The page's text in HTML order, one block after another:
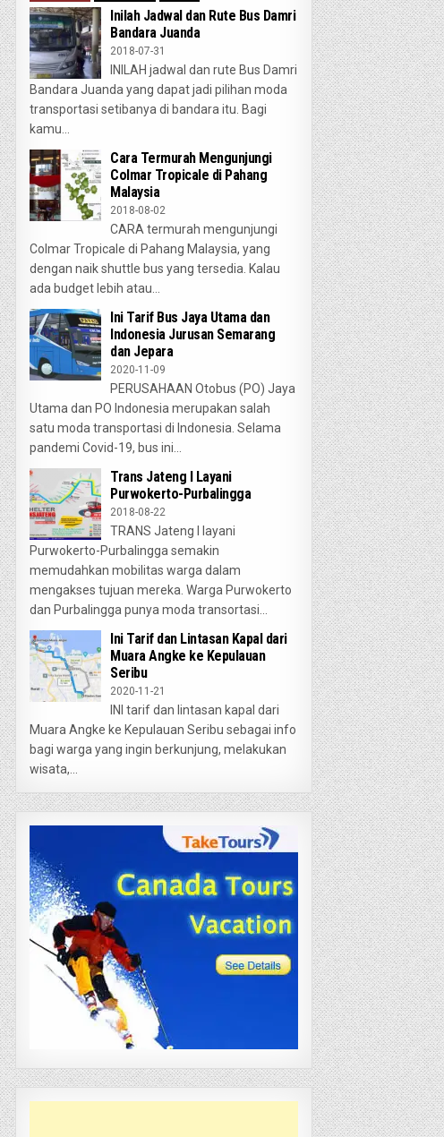
Inilah Jadwal dan Rute Bus Damri
Bandara Juanda
2018-07-31
INILAH jadwal dan rute Bus Damri
Bandara Juanda yang dapat jadi pilihan moda
transportasi setibanya di bandara itu. Bagi
kamu...
Cara Termurah Mengunjungi
Colmar Tropicale di Pahang
Malaysia
2018-08-02
CARA termurah mengunjungi
Colmar Tropicale di Pahang Malaysia, yang
dengan naik shuttle bus yang tersedia. Kalau
ada budget lebih atau...
Ini Tarif Bus Jaya Utama dan
Indonesia Jurusan Semarang
dan Jepara
2020-11-09
PERUSAHAAN Otobus (PO) Jaya
Utama dan PO Indonesia merupakan salah
satu moda transportasi di Indonesia. Selama
pandemi Covid-19, bus ini...
Trans Jateng I Layani
Purwokerto-Purbalingga
2018-08-22
TRANS Jateng I layani
Purwokerto-Purbalingga semakin
memudahkan mobilitas warga dalam
mengakses tujuan mereka. Warga Purwokerto
dan Purbalingga punya moda transortasi...
Ini Tarif dan Lintasan Kapal dari
Muara Angke ke Kepulauan
Seribu
2020-11-21
INI tarif dan lintasan kapal dari
Muara Angke ke Kepulauan Seribu sebagai info
bagi warga yang ingin berkunjung, melakukan
wisata,...